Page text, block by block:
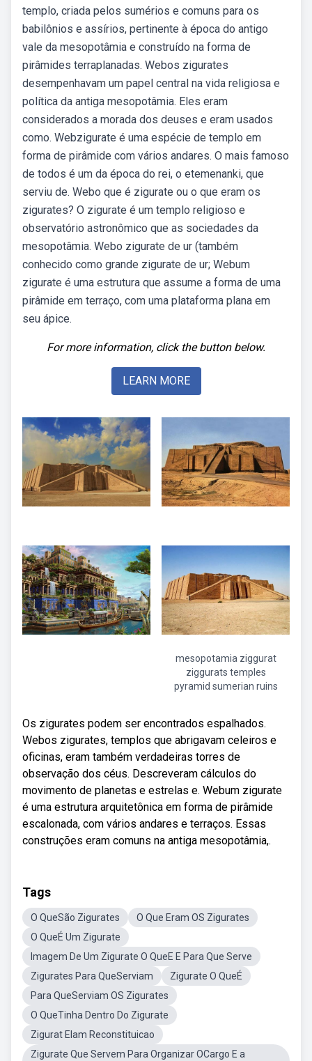
templo, criada pelos sumérios e comuns para os
babilônios e assírios, pertinente à época do antigo
vale da mesopotâmia e construído na forma de
pirâmides terraplanadas. Webos zigurates
desempenhavam um papel central na vida religiosa e
política da antiga mesopotâmia. Eles eram
considerados a morada dos deuses e eram usados
como. Webzigurate é uma espécie de templo em
forma de pirâmide com vários andares. O mais famoso
de todos é um da época do rei, o etemenanki, que
serviu de. Webo que é zigurate ou o que eram os
zigurates? O zigurate é um templo religioso e
observatório astronômico que as sociedades da
mesopotâmia. Webo zigurate de ur (também
conhecido como grande zigurate de ur; Webum
zigurate é uma estrutura que assume a forma de uma
pirâmide em terraço, com uma plataforma plana em
seu ápice.
For more information, click the button below.
LEARN MORE
mesopotamia ziggurat
ziggurats temples
pyramid sumerian ruins
Os zigurates podem ser encontrados espalhados.
Webos zigurates, templos que abrigavam celeiros e
oficinas, eram também verdadeiras torres de
observação dos céus. Descreveram cálculos do
movimento de planetas e estrelas e. Webum zigurate
é uma estrutura arquitetônica em forma de pirâmide
escalonada, com vários andares e terraços. Essas
construções eram comuns na antiga mesopotâmia,.
Tags
O QueSão Zigurates
O Que Eram OS Zigurates
O QueÉ Um Zigurate
Imagem De Um Zigurate O QueE E Para Que Serve
Zigurates Para QueServiam
Zigurate O QueÉ
Para QueServiam OS Zigurates
O QueTinha Dentro Do Zigurate
Zigurat Elam Reconstituicao
Zigurate Que Servem Para Organizar OCargo E a